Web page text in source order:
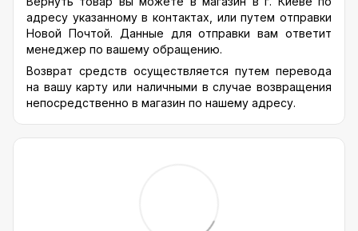
адресу указанному в контактах, или путем отправки
Новой Почтой. Данные для отправки вам ответит
менеджер по вашему обращению.
Возврат средств осуществляется путем перевода
на вашу карту или наличными в случае возвращения
непосредственно в магазин по нашему адресу.